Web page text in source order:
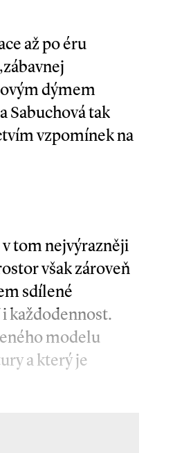
až po éru
dýmem
Sabuchová tak
vzpomínek na
tom nejvýrazněji
však zároveň
sdílené
každodennost.
modelu
a který je